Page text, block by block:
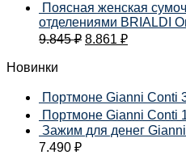
Поясная женская
отделениями BRIALDI
9.845₽ 8.861 ₽
Новинки
Портмоне Gianni Conti
Портмоне Gianni Conti
Зажим для денег
7.490 ₽